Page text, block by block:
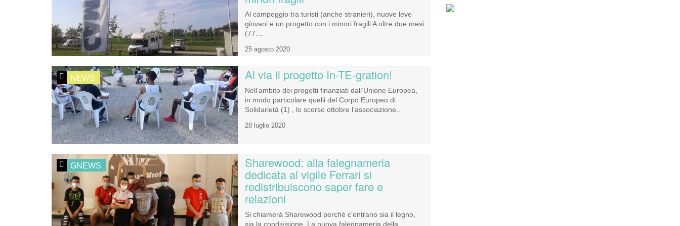
Al campeggio tra turisti (anche stranieri), nuove leve
giovani e un progetto con i minori fragili A oltre due mesi
(77…
25 agosto 2020
NEWS Al via il progetto In-TE-gration!
Nell’ambito dei progetti finanziati dall’Unione Europea,
in modo particolare quelli del Corpo Europeo di
Solidarietà (1) , lo scorso ottobre l’associazione…
28 luglio 2020
GNEWS Sharewood: alla falegnameria
dedicata al vigile Ferrari si
redistribuiscono saper fare e
relazioni
Si chiamerà Sharewood perché c’entrano sia il legno,
sia la condivisione. La nuova falegnameria della